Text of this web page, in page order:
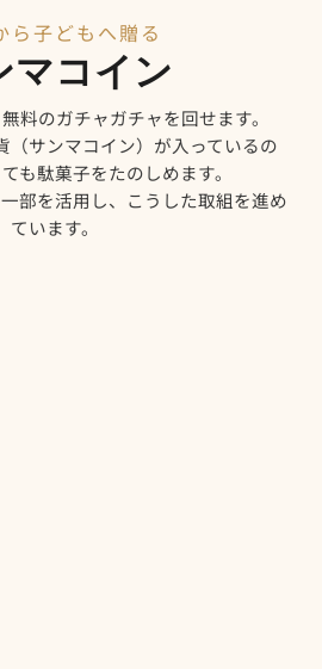
ら子どもへ贈る
マコイン
料のガチャガチャを回せます。
（サンマコイン）が入っているの
も駄菓子をたのしめます。
部を活用し、こうした取組を進め
ています。